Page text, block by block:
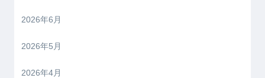
2026年6月
2026年5月
2026年4月